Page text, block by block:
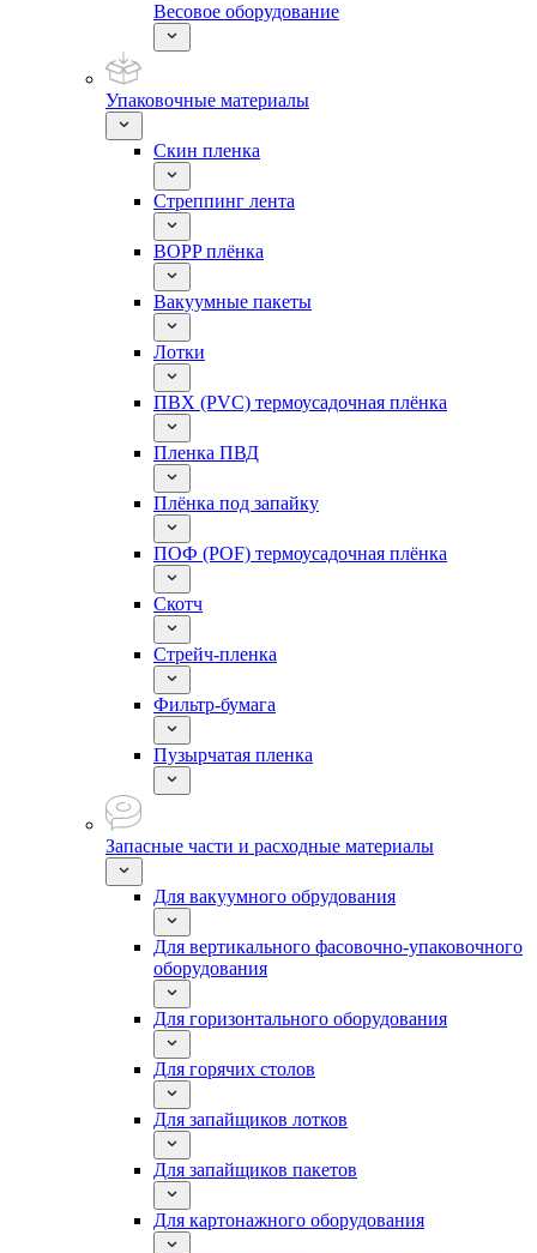
Весовое оборудование
Упаковочные материалы
Скин пленка
Стреппинг лента
BOPP плёнка
Вакуумные пакеты
Лотки
ПВХ (PVC) термоусадочная плёнка
Пленка ПВД
Плёнка под запайку
ПОФ (POF) термоусадочная плёнка
Скотч
Стрейч-пленка
Фильтр-бумага
Пузырчатая пленка
Запасные части и расходные материалы
Для вакуумного обрудования
Для вертикального фасовочно-упаковочного
оборудования
Для горизонтального оборудования
Для горячих столов
Для запайщиков лотков
Для запайщиков пакетов
Для картонажного оборудования